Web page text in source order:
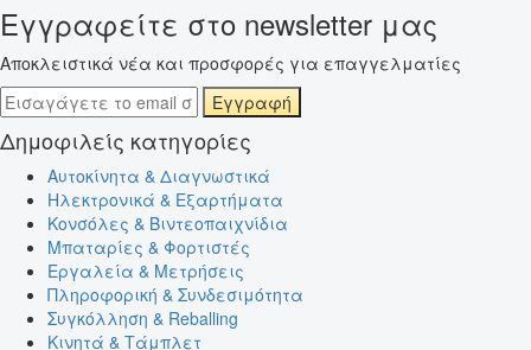
Εγγραφείτε στο newsletter μας
Αποκλειστικά νέα και προσφορές για επαγγελματίες
Εγγραφή
Δημοφιλείς κατηγορίες
Αυτοκίνητα & Διαγνωστικά
Ηλεκτρονικά & Εξαρτήματα
Κονσόλες & Βιντεοπαιχνίδια
Μπαταρίες & Φορτιστές
Εργαλεία & Μετρήσεις
Πληροφορική & Συνδεσιμότητα
Συγκόλληση & Reballing
Κινητά & Τάμπλετ